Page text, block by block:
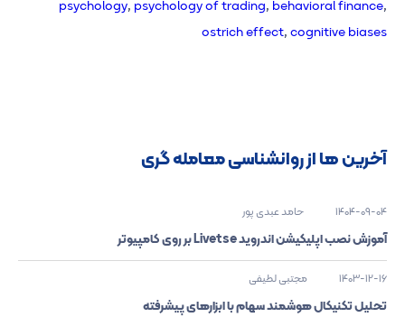
psychology, psychology of trading, behavioral finance,
ostrich effect,cognitive biases
آخرین ها از روانشناسی معامله گری
1404-09-04 حامد عبدی پور
آموزش نصب اپلیکیشن اندروید Livetse بر روی کامپیوتر
1403-12-16 مجتبی لطیفی
تحلیل تکنیکال هوشمند سهام با ابزارهای پیشرفته